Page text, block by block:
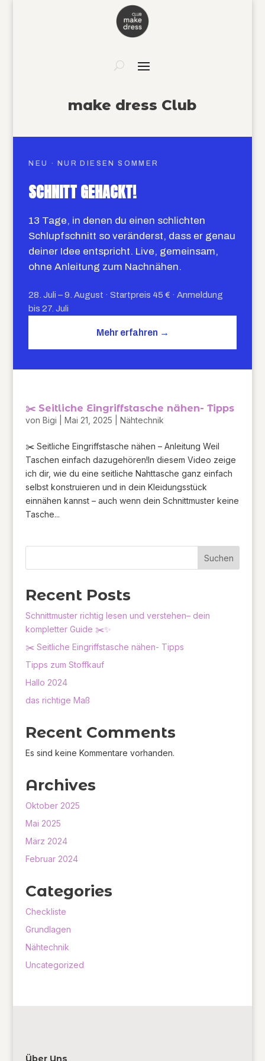
make dress Club
NEU · NUR DIESEN SOMMER
SCHNITT GEHACKT!
13 Tage, in denen du einen schlichten
Schlupfschnitt so veränderst, dass er genau
deiner Idee entspricht. Live, gemeinsam,
ohne Anleitung zum Nachnähen.
28. Juli – 9. August · Startpreis 45 € · Anmeldung
bis 27. Juli
Mehr erfahren →
✂️ Seitliche Eingriffstasche nähen- Tipps
von Bigi Mai 21, 2025 Nähtechnik
✂️ Seitliche Eingriffstasche nähen – Anleitung Weil
Taschen einfach dazugehören!In diesem Video zeige
ich dir, wie du eine seitliche Nahttasche ganz einfach
selbst konstruieren und in dein Kleidungsstück
einnähen kannst – auch wenn dein Schnittmuster keine
Tasche...
Suchen
Recent Posts
Schnittmuster richtig lesen und verstehen– dein
kompletter Guide ✂️✨
✂️ Seitliche Eingriffstasche nähen- Tipps
Tipps zum Stoffkauf
Hallo 2024
das richtige Maß
Recent Comments
Es sind keine Kommentare vorhanden.
Archives
Oktober 2025
Mai 2025
März 2024
Februar 2024
Categories
Checkliste
Grundlagen
Nähtechnik
Uncategorized
Über Uns